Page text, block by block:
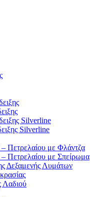
Silverline
Silverline
Πετρελαίου με Φλάντζα
Πετρελαίου με Σπείρωμα
Δεξαμενής Λυμάτων
Λαδιού